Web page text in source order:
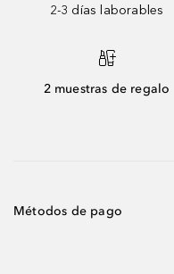
2-3 días laborables
2 muestras de regalo
Métodos de pago